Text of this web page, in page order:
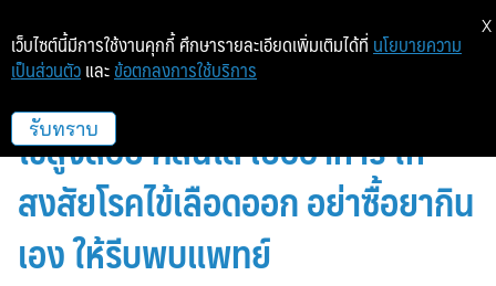
สคร.12 สงขลา แนะสังเกตอาการ
ไข้สูงลอย คลื่นไส้ เบื่ออาหาร ให้
สงสัยโรคไข้เลือดออก อย่าซื้อยากิน
เอง ให้รีบพบแพทย์
เว็บไซต์นี้มีการใช้งานคุกกี้ ศึกษารายละเอียดเพิ่มเติมได้ที่ นโยบายความ
เป็นส่วนตัว และ ข้อตกลงการใช้บริการ
รับทราบ
X